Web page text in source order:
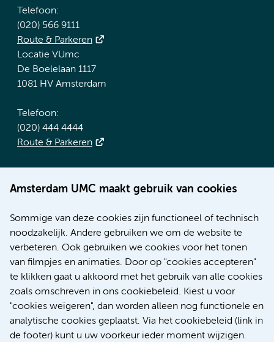
Amsterdam UMC maakt gebruik van cookies
Sommige van deze cookies zijn functioneel of technisch
noodzakelijk. Andere gebruiken we om de website te
verbeteren. Ook gebruiken we cookies voor het tonen
van filmpjes en animaties. Door op "cookies accepteren"
te klikken gaat u akkoord met het gebruik van alle cookies
zoals omschreven in ons cookiebeleid. Kiest u voor
"cookies weigeren", dan worden alleen nog functionele en
analytische cookies geplaatst. Via het cookiebeleid (link in
de footer) kunt u uw voorkeur ieder moment wijzigen.
Telefoon:
(020) 566 9111
Route & Parkeren
Locatie VUmc
De Boelelaan 1117
1081 HV Amsterdam
Telefoon:
(020) 444 4444
Route & Parkeren
Werken bij Amsterdam UMC
Nieuws
Educatie Locatie AMC
Educatie Locatie VUmc